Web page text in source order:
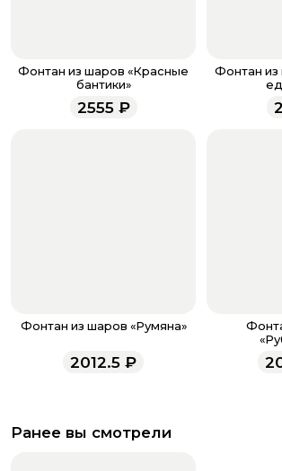
звоните по номеру телефона
напишите WhatsApp
+7 937 333-66-
менеджеры работают ежедневно с
всегда рады проконсультировать
Фонтан из шаров «Красные
бантики»
2555₽
Фонтан из
Фонтан из шаров «Румяна»
2012.5 ₽
Ранее вы смотрели